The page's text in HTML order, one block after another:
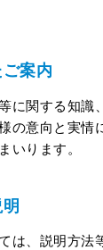
案内
に関する知識
の意向と実情
いります。
は、説明方法